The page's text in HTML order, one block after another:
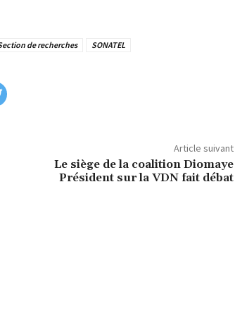
de recherches SONATEL
Article suivant
Le siège de la coalition Diomaye
Président sur la VDN fait débat